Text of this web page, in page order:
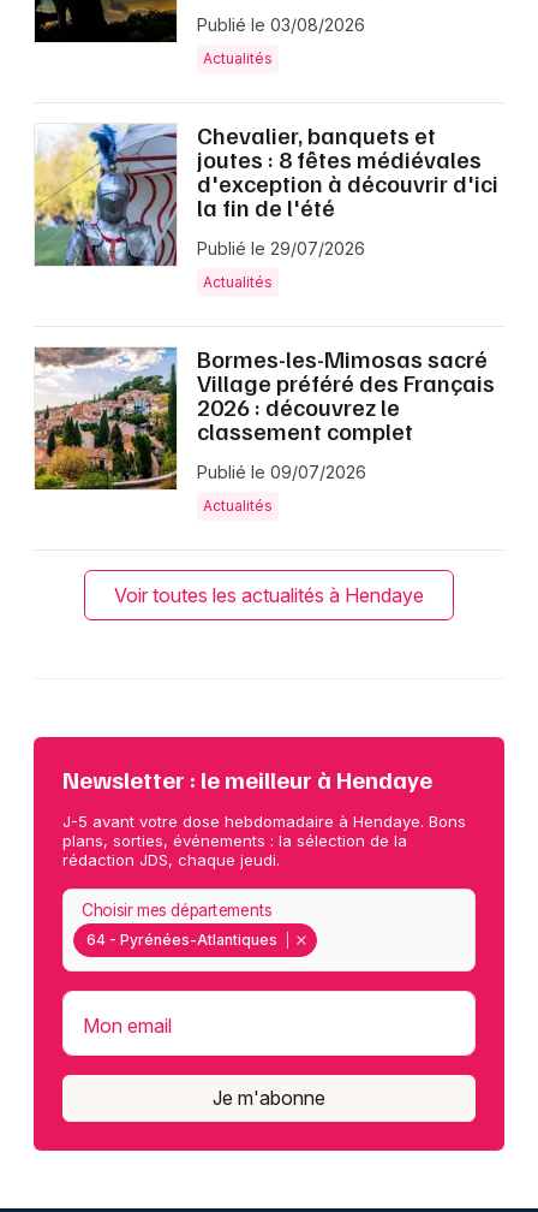
Publié le 03/08/2026
Actualités
Chevalier, banquets et
joutes : 8 fêtes médiévales
d'exception à découvrir d'ici
la fin de l'été
Publié le 29/07/2026
Actualités
Bormes-les-Mimosas sacré
Village préféré des Français
2026 : découvrez le
classement complet
Publié le 09/07/2026
Actualités
Voir toutes les actualités à Hendaye
Newsletter : le meilleur à Hendaye
J-5 avant votre dose hebdomadaire à Hendaye. Bons
plans, sorties, événements : la sélection de la
rédaction JDS, chaque jeudi.
64 - Pyrénées-Atlantiques
Choisir mes départements
Mon email
Je m'abonne